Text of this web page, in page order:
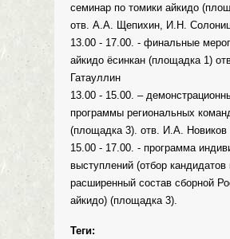
семинар по томики айкидо
отв. А.А. Щепихин, И.Н.
13.00 - 17.00. - финальные
айкидо ёсинкан (площадка 1)
Гатауллин
13.00 - 15.00. –
программы региональных
(площадка 3). отв. И.А. Новиков
15.00 - 17.00. - программа
выступлений (отбор кандидатов
расширенный состав сборной
айкидо) (площадка 3).
Теги: